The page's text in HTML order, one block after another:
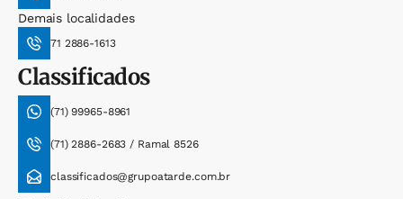
Demais localidades
71 2886-1613
Classificados
(71) 99965-8961
(71) 2886-2683 / Ramal 8526
classificados@grupoatarde.com.br